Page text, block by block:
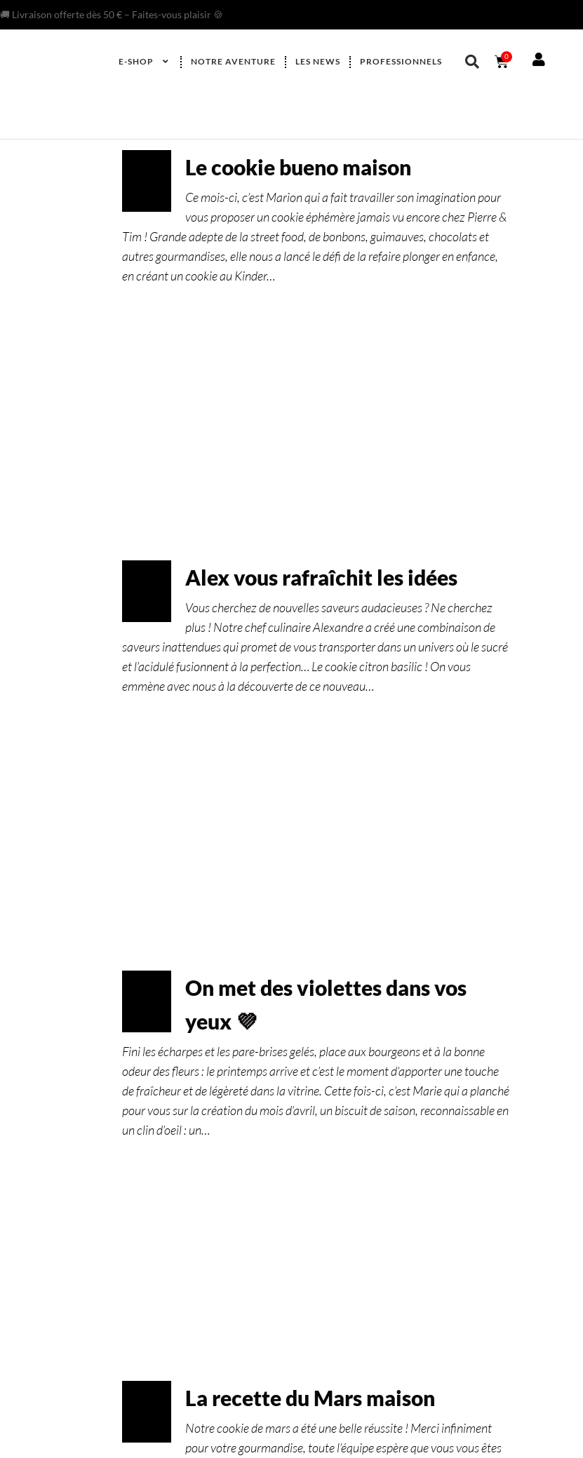
🚚 Livraison offerte dès 50 € – Faites-vous plaisir 🍪
E-SHOP NOTRE AVENTURE LES NEWS PROFESSIONNELS 0
Le cookie bueno maison
Ce mois-ci, c’est Marion qui a fait travailler son imagination pour
vous proposer un cookie éphémère jamais vu encore chez Pierre &
Tim ! Grande adepte de la street food, de bonbons, guimauves, chocolats et
autres gourmandises, elle nous a lancé le défi de la refaire plonger en enfance,
en créant un cookie au Kinder…
Alex vous rafraîchit les idées
Vous cherchez de nouvelles saveurs audacieuses ? Ne cherchez
plus ! Notre chef culinaire Alexandre a créé une combinaison de
saveurs inattendues qui promet de vous transporter dans un univers où le sucré
et l’acidulé fusionnent à la perfection… Le cookie citron basilic ! On vous
emmène avec nous à la découverte de ce nouveau…
On met des violettes dans vos
yeux 💜
Fini les écharpes et les pare-brises gelés, place aux bourgeons et à la bonne
odeur des fleurs : le printemps arrive et c’est le moment d’apporter une touche
de fraîcheur et de légèreté dans la vitrine. Cette fois-ci, c’est Marie qui a planché
pour vous sur la création du mois d’avril, un biscuit de saison, reconnaissable en
un clin d’oeil : un…
La recette du Mars maison
Notre cookie de mars a été une belle réussite ! Merci infiniment
pour votre gourmandise, toute l’équipe espère que vous vous êtes